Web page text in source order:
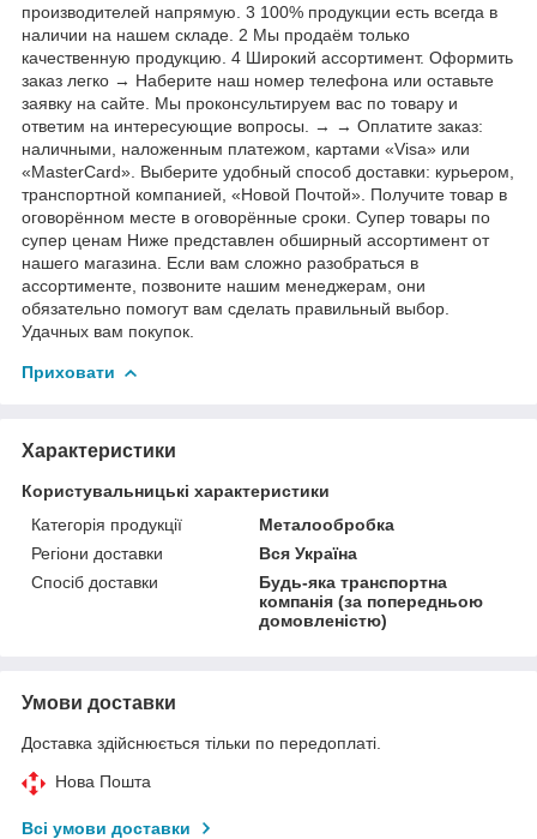
производителей напрямую. 3 100% продукции есть всегда в
наличии на нашем складе. 2 Мы продаём только
качественную продукцию. 4 Широкий ассортимент. Оформить
заказ легко → Наберите наш номер телефона или оставьте
заявку на сайте. Мы проконсультируем вас по товару и
ответим на интересующие вопросы. → → Оплатите заказ:
наличными, наложенным платежом, картами «Visa» или
«MasterCard». Выберите удобный способ доставки: курьером,
транспортной компанией, «Новой Почтой». Получите товар в
оговорённом месте в оговорённые сроки. Супер товары по
супер ценам Ниже представлен обширный ассортимент от
нашего магазина. Если вам сложно разобраться в
ассортименте, позвоните нашим менеджерам, они
обязательно помогут вам сделать правильный выбор.
Удачных вам покупок.
Приховати
Характеристики
Користувальницькі характеристики
Категорія продукції
Металообробка
Регіони доставки
Вся Україна
Спосіб доставки
Будь-яка транспортна
компанія (за попередньою
домовленістю)
Умови доставки
Доставка здійснюється тільки по передоплаті.
Нова Пошта
Всі умови доставки